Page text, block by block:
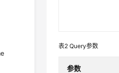
表2Query参数
参数